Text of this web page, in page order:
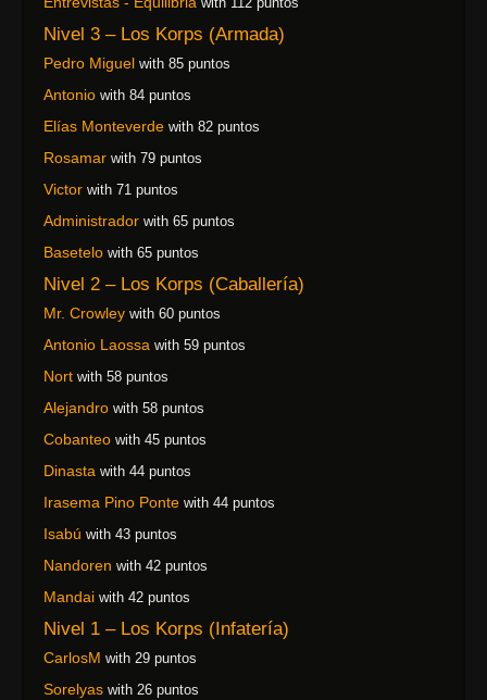
Nivel 3 – Los Korps (Armada)
Pedro Miguel with 85 puntos
Antonio with 84 puntos
Elías Monteverde with 82 puntos
Rosamar with 79 puntos
Victor with 71 puntos
Administrador with 65 puntos
Basetelo with 65 puntos
Nivel 2 – Los Korps (Caballería)
Mr. Crowley with 60 puntos
Antonio Laossa with 59 puntos
Nort with 58 puntos
Alejandro with 58 puntos
Cobanteo with 45 puntos
Dinasta with 44 puntos
Irasema Pino Ponte with 44 puntos
Isabú with 43 puntos
Nandoren with 42 puntos
Mandai with 42 puntos
Nivel 1 – Los Korps (Infatería)
CarlosM with 29 puntos
Sorelyas with 26 puntos